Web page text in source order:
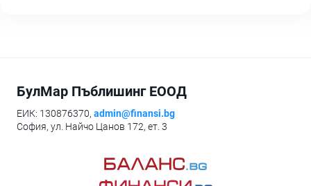
БулМар Пъблишинг ЕООД
ЕИК: 130876370, admin@finansi.bg
София, ул. Найчо Цанов 172, ет. 3